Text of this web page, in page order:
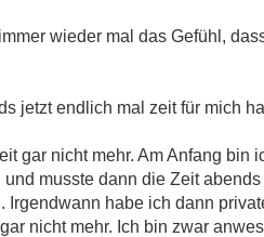
wieder mal das Gefühl,
jetzt endlich mal zeit für mich
gar nicht mehr. Am Anfang
und musste dann die Zeit
Irgendwann habe ich dann
nicht mehr. Ich bin zwar